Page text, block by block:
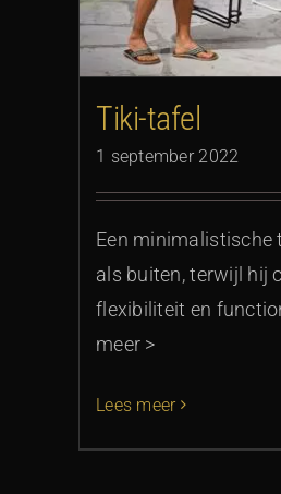
Tiki-tafel
1 september 2022
Een minimalistische
als buiten, terwijl hij
flexibiliteit en
meer >
Lees meer